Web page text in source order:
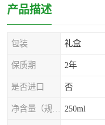
产品描述
包装 礼盒
保质期 2年
是否进口 否
250ml